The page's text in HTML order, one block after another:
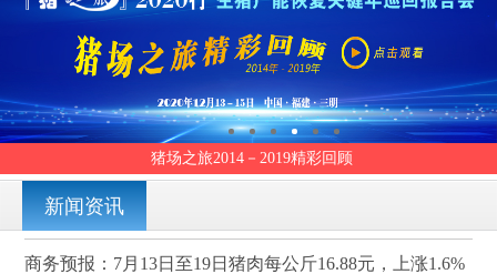
猪场之旅2014－2019精彩回顾
新闻资讯
商务预报：7月13日至19日猪肉每公斤16.88元，上涨1.6%
行情分析
会议资讯
地方猪种